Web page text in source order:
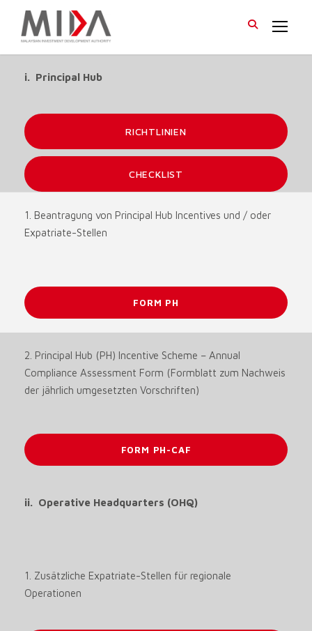
i. Principal Hub
RICHTLINIEN
CHECKLIST
1. Beantragung von Principal Hub Incentives und / oder
Expatriate-Stellen
FORM PH
2. Principal Hub (PH) Incentive Scheme – Annual
Compliance Assessment Form (Formblatt zum Nachweis
der jährlich umgesetzten Vorschriften)
FORM PH-CAF
ii. Operative Headquarters (OHQ)
1. Zusätzliche Expatriate-Stellen für regionale
Operationen